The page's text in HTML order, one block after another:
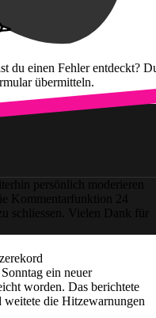
du einen Fehler entdeckt?
übermitteln.
persönlich moderieren
Kommentarfunktion 24
schliessen. Vielen Dank für
ein neuer
worden. Das berichtete
weitete die Hitzewarnungen